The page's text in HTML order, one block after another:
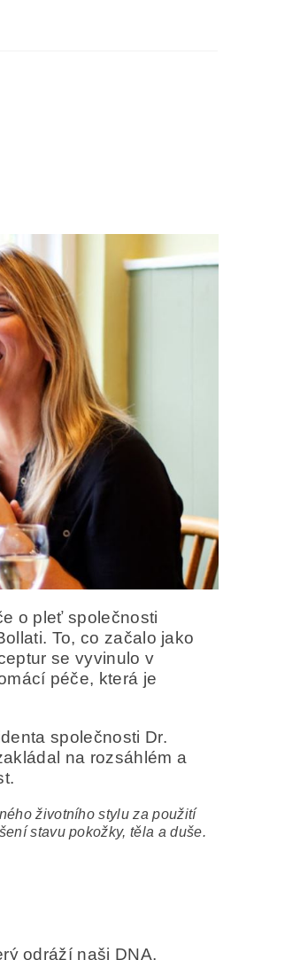
sdefinicí ochrany
o pleť společnosti
To, co začalo jako
se vyvinulo v
péče, která je
společnosti Dr.
na rozsáhlém a
životního stylu za použití
stavu pokožky, těla a duše.
odráží naši DNA,